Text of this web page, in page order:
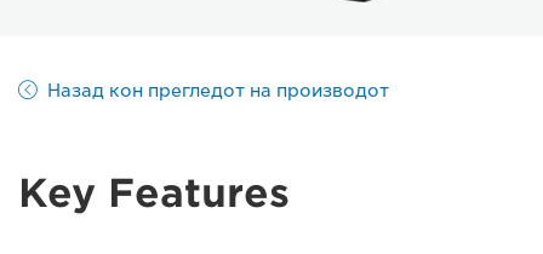
Назад кон прегледот на производот
Key Features